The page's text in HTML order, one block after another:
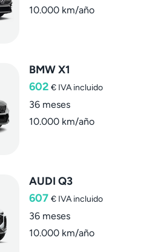
10.000 km/año
BMW X1
602 € IVA incluido
36 meses
10.000 km/año
AUDI Q3
607 € IVA incluido
36 meses
10.000 km/año